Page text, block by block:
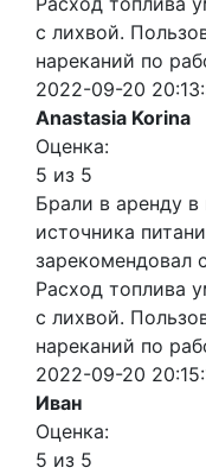
с лихвой.
нареканий по
2022-09-20
Anastasia Korina
Оценка:
5 из 5
Брали в аренду в
источника
зарекомендовал
Расход топлива
с лихвой.
нареканий по
2022-09-20
Иван
Оценка:
5 из 5